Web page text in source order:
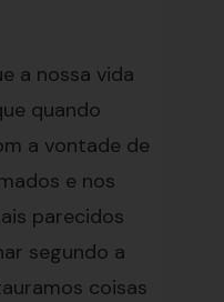
a nossa vida
quando
a vontade de
e nos
parecidos
segundo a
coisas